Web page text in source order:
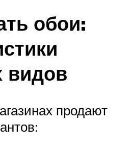
обои:
видов
продают